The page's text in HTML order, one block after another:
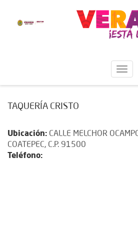
TAQUERÍA CRISTO
Ubicación: CALLE MELCHOR
COATEPEC, C.P. 91500
Teléfono: